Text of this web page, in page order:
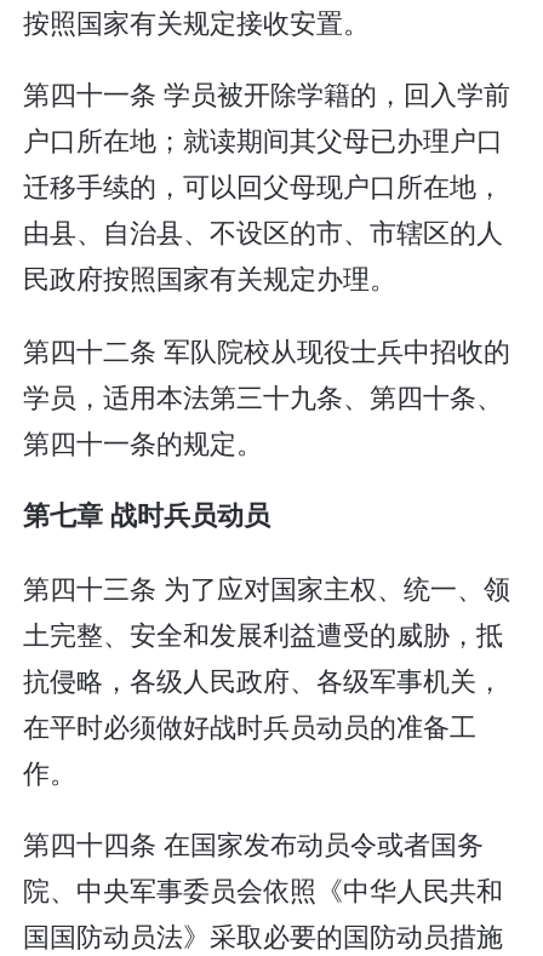
按照国家有关规定接收安置。
第四十一条 学员被开除学籍的，回入学前
户口所在地；就读期间其父母已办理户口
迁移手续的，可以回父母现户口所在地，
由县、自治县、不设区的市、市辖区的人
民政府按照国家有关规定办理。
第四十二条 军队院校从现役士兵中招收的
学员，适用本法第三十九条、第四十条、
第四十一条的规定。
第七章 战时兵员动员
第四十三条 为了应对国家主权、统一、领
土完整、安全和发展利益遭受的威胁，抵
抗侵略，各级人民政府、各级军事机关，
在平时必须做好战时兵员动员的准备工
作。
第四十四条 在国家发布动员令或者国务
院、中央军事委员会依照《中华人民共和
国国防动员法》采取必要的国防动员措施